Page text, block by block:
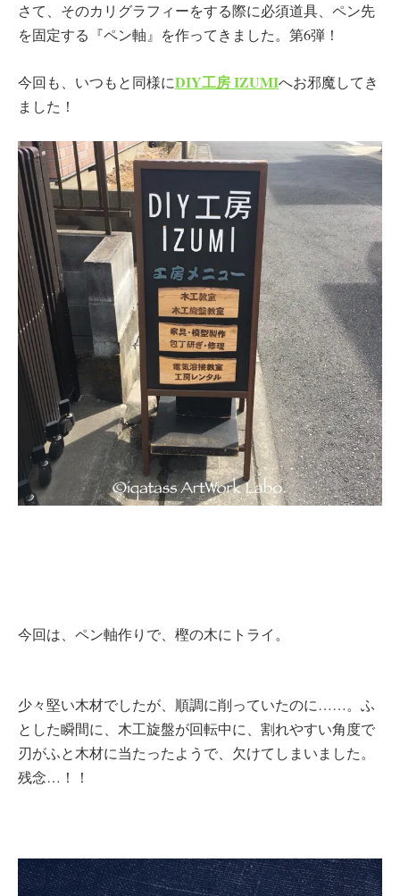
さて、そのカリグラフィーをする際に必須道具、ペン先
を固定する『ペン軸』を作ってきました。第6弾！
今回も、いつもと同様にDIY工房IZUMIへお邪魔してき
ました！
今回は、ペン軸作りで、樫の木にトライ。
少々堅い木材でしたが、順調に削っていたのに……。ふ
とした瞬間に、木工旋盤が回転中に、割れやすい角度で
刃がふと木材に当たったようで、欠けてしまいました。
残念…！！